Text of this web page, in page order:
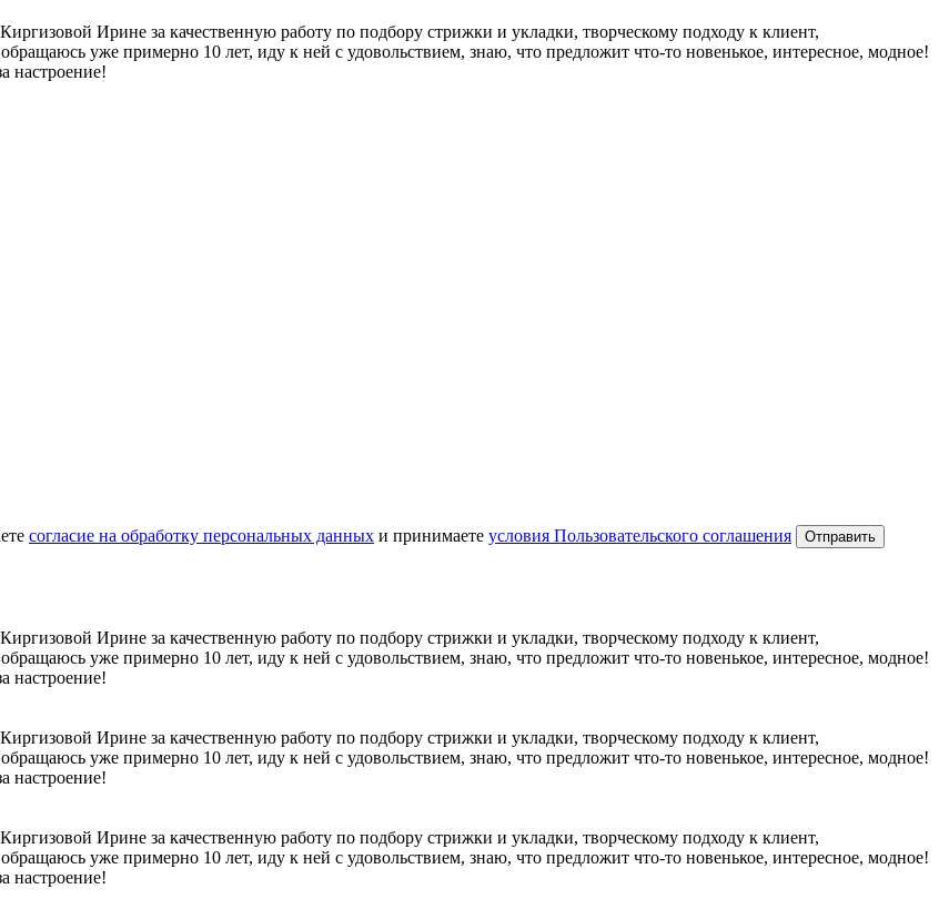
Ирине за качественную работу по подбору стрижки и укладки, творческому подходу к клиент,
уже примерно 10 лет, иду к ней с удовольствием, знаю, что предложит что-то новенькое, интересное, модное!
настроение!
согласие на обработку персональных данных и принимаете условия Пользовательского соглашения
Ирине за качественную работу по подбору стрижки и укладки, творческому подходу к клиент,
уже примерно 10 лет, иду к ней с удовольствием, знаю, что предложит что-то новенькое, интересное, модное!
настроение!
Ирине за качественную работу по подбору стрижки и укладки, творческому подходу к клиент,
уже примерно 10 лет, иду к ней с удовольствием, знаю, что предложит что-то новенькое, интересное, модное!
настроение!
Ирине за качественную работу по подбору стрижки и укладки, творческому подходу к клиент,
уже примерно 10 лет, иду к ней с удовольствием, знаю, что предложит что-то новенькое, интересное, модное!
настроение!